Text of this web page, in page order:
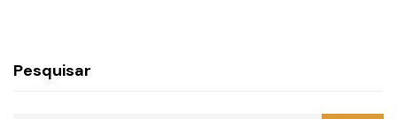
Pesquisar